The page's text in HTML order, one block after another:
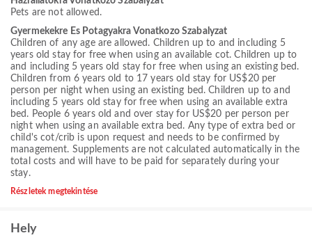
Pets are not allowed.
Gyermekekre Es Potagyakra Vonatkozo Szabalyzat
Children of any age are allowed. Children up to and including 5
years old stay for free when using an available cot. Children up to
and including 5 years old stay for free when using an existing bed.
Children from 6 years old to 17 years old stay for US$20 per
person per night when using an existing bed. Children up to and
including 5 years old stay for free when using an available extra
bed. People 6 years old and over stay for US$20 per person per
night when using an available extra bed. Any type of extra bed or
child's cot/crib is upon request and needs to be confirmed by
management. Supplements are not calculated automatically in the
total costs and will have to be paid for separately during your
stay.
Részletek megtekintése
Hely